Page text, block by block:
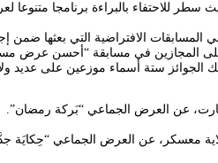
الوطني الجزائري اليوم العالمي للطفولة الموافق ليوم
على المجازين في مسابقة “أحسن
الجوائز ستة أسماء موزعين على عديد